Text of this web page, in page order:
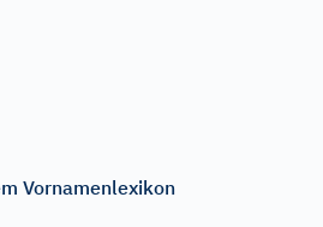
Vornamenlexikon